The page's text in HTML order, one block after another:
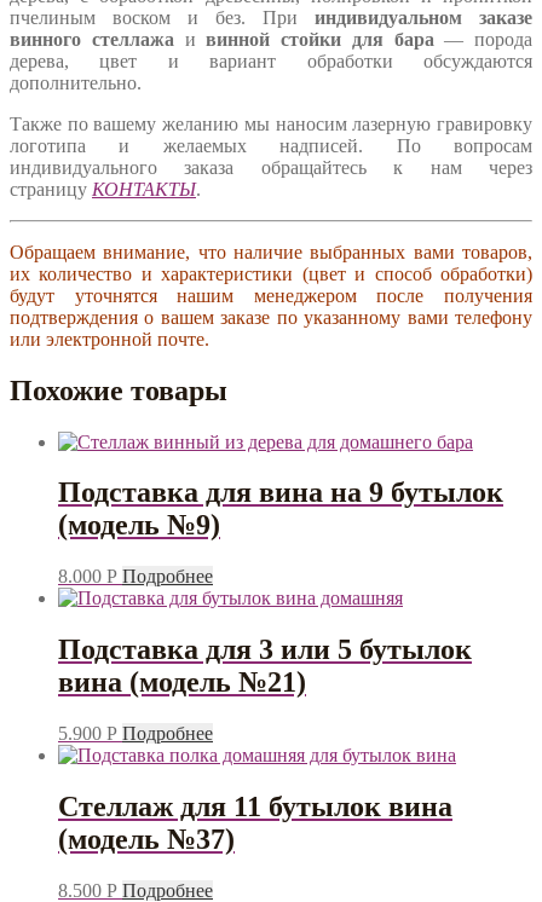
пчелиным воском и без. При индивидуальном заказе
винного стеллажа ивинной стойки для бара — порода
дерева, цвет и вариант обработки обсуждаются
дополнительно.
Также по вашему желанию мы наносим лазерную гравировку
логотипа и желаемых надписей. По вопросам
индивидуального заказа обращайтесь к нам через
страницу КОНТАКТЫ.
Обращаем внимание, что наличие выбранных вами товаров,
их количество и характеристики (цвет и способ обработки)
будут уточнятся нашим менеджером после получения
подтверждения о вашем заказе по указанному вами телефону
или электронной почте.
Похожие товары
Подставка для вина на 9 бутылок
(модель №9)
8.000 Р Подробнее
Подставка для 3 или 5 бутылок
вина (модель №21)
5.900 Р Подробнее
Стеллаж для 11 бутылок вина
(модель №37)
8.500 Р Подробнее